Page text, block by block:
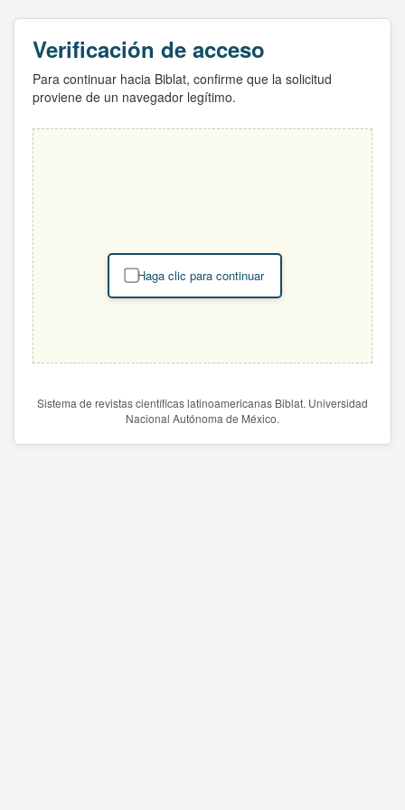
Verificación de acceso
Para continuar hacia Biblat, confirme que la solicitud
proviene de un navegador legítimo.
Haga clic para continuar
Sistema de revistas científicas latinoamericanas Biblat. Universidad
Nacional Autónoma de México.